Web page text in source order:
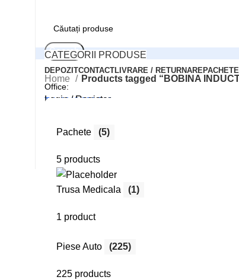
Search
Office:
Tel: 0248/206.512
Comenzi online:
Menu
Login / Register
CATEGORII PRODUSE
DEPOZITCONTACTLIVRARE / RETURNARE
Login / Register
Wishlist
Search
Home Products tagged “BOBINA
Pachete (5)
5 products
Trusa Medicala (1)
1 product
Piese Auto (225)
225 products